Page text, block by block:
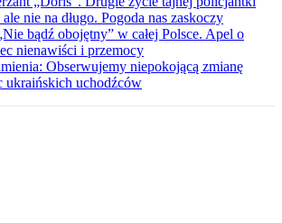
nie na długo. Pogoda nas zaskoczy
bądź obojętny” w całej Polsce. Apel o
nienawiści i przemocy
Obserwujemy niepokojącą zmianę
ukraińskich uchodźców